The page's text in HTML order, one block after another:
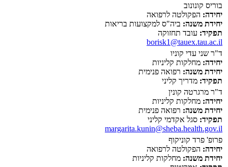
בוריס קונונוב
יחידה: הפקולטה לרפואה
יחידת משנה: ביה"ס למקצועות בריאות
תפקיד: עובד תחזוקה
borisk1@tauex.tau.ac.il
ד"ר שני עדי קוניו
יחידה: מחלקות קליניות
יחידת משנה: רפואה פנימית
תפקיד: מדריך קליני
ד"ר מרגרטה קונין
יחידה: מחלקות קליניות
יחידת משנה: רפואה פנימית
תפקיד: סגל אקדמי קליני
margarita.kunin@sheba.health.gov.il
פרופ' פרד קוניקוף
יחידה: הפקולטה לרפואה
יחידת משנה: מחלקות קליניות